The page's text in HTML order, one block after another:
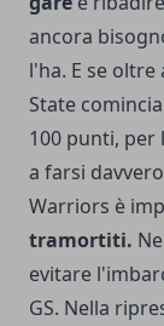
ancora
l'ha. E se
State
100 punti, per
a farsi
Warriors è
tramortiti.
evitare
GS. Nella